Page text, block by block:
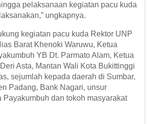
pelaksanaan kegiatan pacu kuda
ungkapnya.
kegiatan pacu kuda Rektor UNP
Barat Khenoki Waruwu, Ketua
YB Dt. Parmato Alam, Ketua
Asta, Mantan Wali Kota Bukittinggi
sejumlah kepada daerah di Sumbar,
Padang, Bank Nagari, unsur
Payakumbuh dan tokoh masyarakat